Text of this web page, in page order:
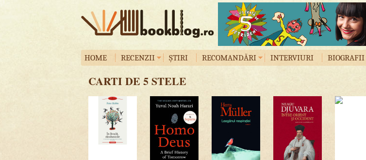
HOME RECENZII ȘTIRI RECOMANDĂRI INTERVIURI BIOGRAFII
CARTI DE 5 STELE